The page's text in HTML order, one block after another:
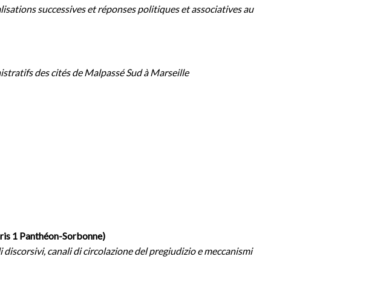
successives et réponses politiques et associatives au
des cités de Malpassé Sud à Marseille
1 Panthéon-Sorbonne)
canali di circolazione del pregiudizio e meccanismi